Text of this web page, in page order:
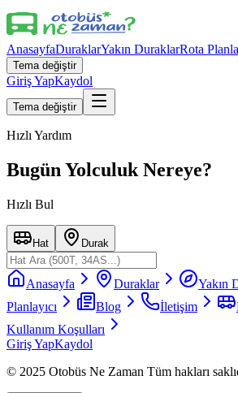
AnasayfaDuraklarYakın DuraklarRota
Tema değiştir
Giriş YapKaydol
Tema değiştir
Hızlı Yardım
Bugün Yolculuk Nereye?
Hızlı Bul
Hat Durak
Anasayfa Duraklar Yakın
Planlayıcı
Blog İletişim
Kullanım Koşulları
Giriş YapKaydol
© 2025 Otobüs Ne Zaman Tüm hakları